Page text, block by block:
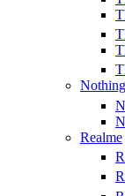
Realme